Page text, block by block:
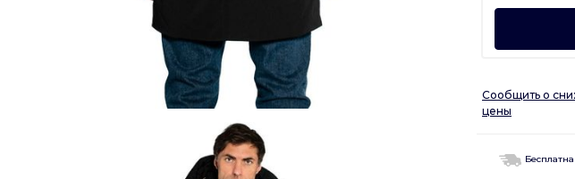
Сообщить о
цены